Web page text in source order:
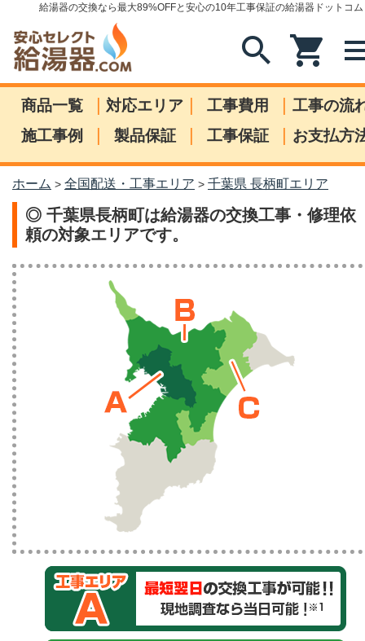
給湯器の交換なら最大89%OFFと安心の10年工事保証の給湯器ドットコム
search shopping_cart
商品一覧 | 対応エリア | 工事費用 | 工事の流
施工事例
| 製品保証 | 工事保証 | お支払方
ホーム > 全国配送・工事エリア > 千葉県 長柄町エリア
◎ 千葉県長柄町は給湯器の交換工事・修理依
頼の対象エリアです。